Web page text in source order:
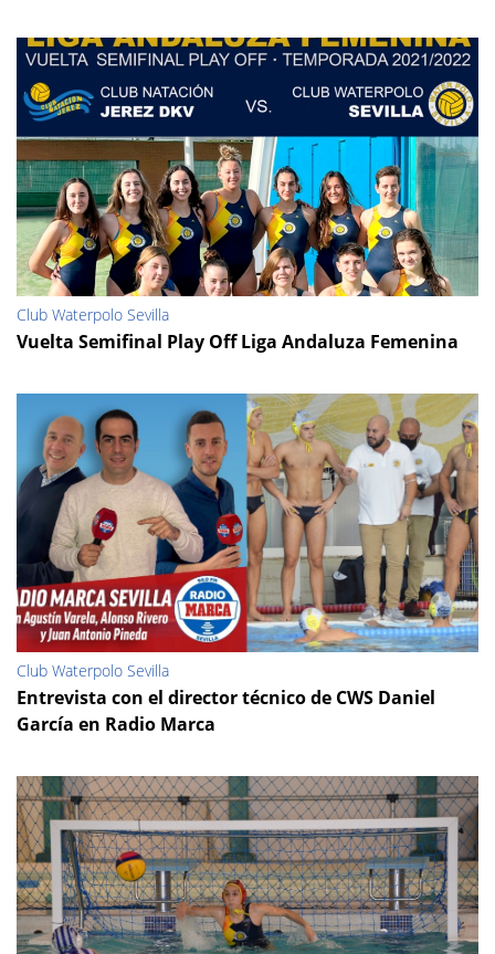
Club Waterpolo Sevilla
Vuelta Semifinal Play Off Liga Andaluza Femenina
Club Waterpolo Sevilla
Entrevista con el director técnico de CWS Daniel
García en Radio Marca